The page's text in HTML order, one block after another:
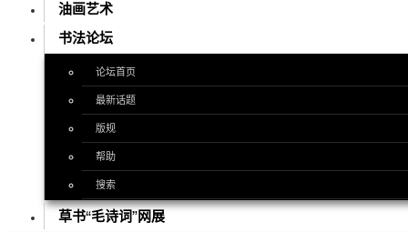
油画艺术
书法论坛
论坛首页
最新话题
版规
帮助
搜索
草书“毛诗词”网展